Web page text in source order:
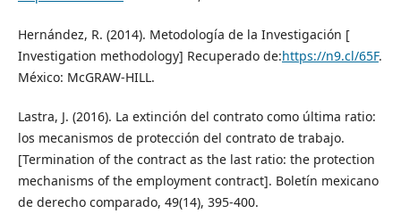
Hernández, R. (2014). Metodología de la Investigación [
Investigation methodology] Recuperado de:https://n9.cl/65F.
México: McGRAW-HILL.
Lastra, J. (2016). La extinción del contrato como última ratio:
los mecanismos de protección del contrato de trabajo.
[Termination of the contract as the last ratio: the protection
mechanisms of the employment contract]. Boletín mexicano
de derecho comparado, 49(14), 395-400.